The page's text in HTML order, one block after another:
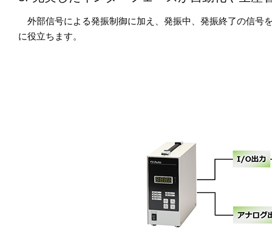
外部信号による発振制御に加え、発振中、発振終了の信号
に役立ちます。